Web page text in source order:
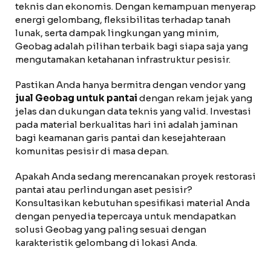
teknis dan ekonomis. Dengan kemampuan menyerap
energi gelombang, fleksibilitas terhadap tanah
lunak, serta dampak lingkungan yang minim,
Geobag adalah pilihan terbaik bagi siapa saja yang
mengutamakan ketahanan infrastruktur pesisir.
Pastikan Anda hanya bermitra dengan vendor yang
jual Geobag untuk pantai dengan rekam jejak yang
jelas dan dukungan data teknis yang valid. Investasi
pada material berkualitas hari ini adalah jaminan
bagi keamanan garis pantai dan kesejahteraan
komunitas pesisir di masa depan.
Apakah Anda sedang merencanakan proyek restorasi
pantai atau perlindungan aset pesisir?
Konsultasikan kebutuhan spesifikasi material Anda
dengan penyedia tepercaya untuk mendapatkan
solusi Geobag yang paling sesuai dengan
karakteristik gelombang di lokasi Anda.